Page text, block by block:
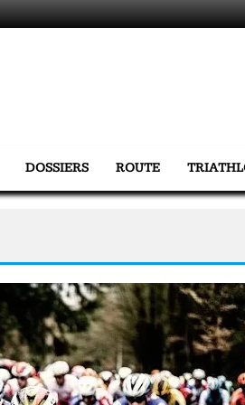
DOSSIERS ROUTE